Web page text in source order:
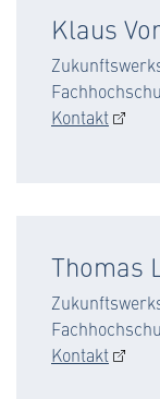
Klaus
Kontakt
Thomas
Kontakt